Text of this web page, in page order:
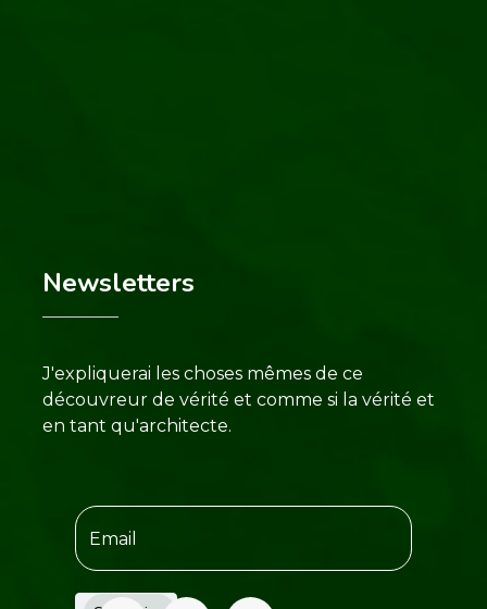
Newsletters
J'expliquerai les choses mêmes de ce
découvreur de vérité et comme si la vérité et
en tant qu'architecte.